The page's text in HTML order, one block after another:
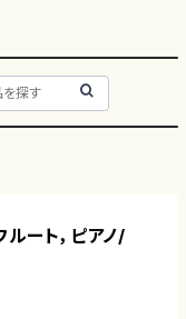
ート，ピアノ/